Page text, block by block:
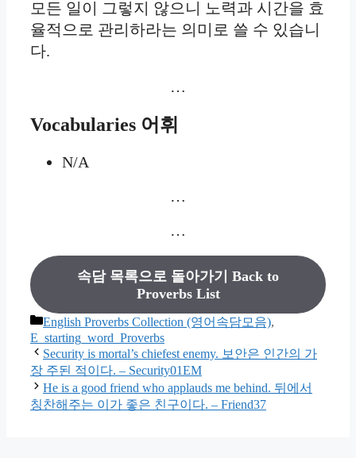
모든 일이 그렇지 않으니 노력과 시간을 효
율적으로 관리하라는 의미로 쓸 수 있습니
다.
…
Vocabularies 어휘
N/A
…
…
속담 목록으로 돌아가기 Back to
Proverbs List
카
테
고
리
English Proverbs Collection (영어속담모음),
E_starting_word_Proverbs
Security is mortal’s chiefest enemy. 보안은 인간의 가
장 주된 적이다. – Security01EM
He is a good friend who applauds me behind. 뒤에서
칭찬해주는 이가 좋은 친구이다. – Friend37